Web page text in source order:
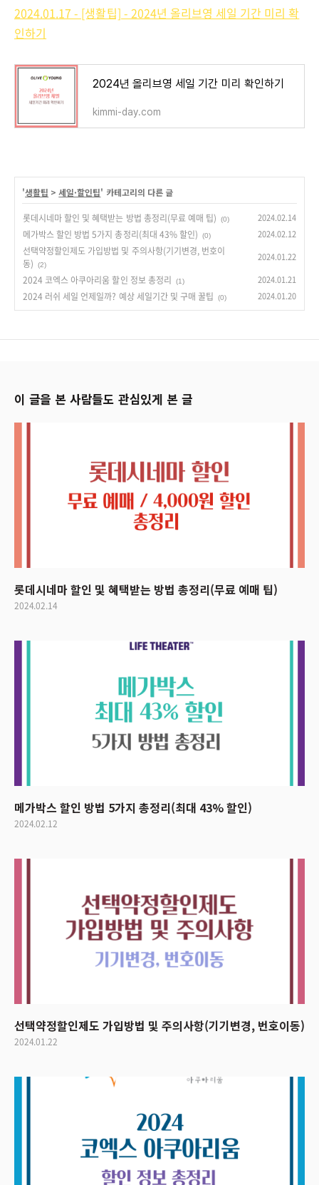
2024.01.17 - [생활팁] - 2024년 올리브영 세일 기간 미리 확
인하기
2024년 올리브영 세일 기간 미리 확인하기
kimmi-day.com
'생활팁 >세일·할인팁' 카테고리의 다른 글
롯데시네마 할인 및 혜택받는 방법 총정리(무료 예매 팁) (0) 2024.02.14
메가박스 할인 방법 5가지 총정리(최대 43% 할인) (0) 2024.02.12
선택약정할인제도 가입방법 및 주의사항(기기변경, 번호이
동)
(2)
2024.01.22
2024 코엑스 아쿠아리움 할인 정보 총정리 (1) 2024.01.21
2024 러쉬 세일 언제일까? 예상 세일기간 및 구매 꿀팁 (0) 2024.01.20
이 글을 본 사람들도 관심있게 본 글
롯데시네마 할인 및 혜택받는 방법 총정리(무료 예매 팁)
2024.02.14
메가박스 할인 방법 5가지 총정리(최대 43% 할인)
2024.02.12
선택약정할인제도 가입방법 및 주의사항(기기변경, 번호이동)
2024.01.22